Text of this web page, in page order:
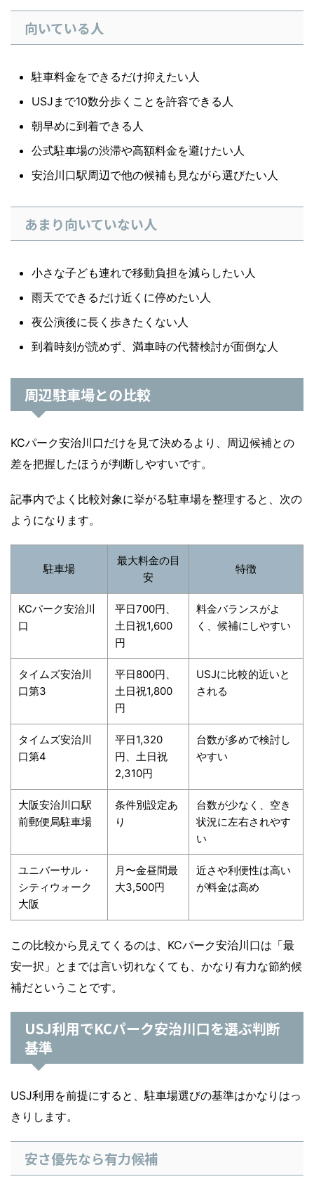
向いている人
駐車料金をできるだけ抑えたい人
USJまで10数分歩くことを許容できる人
朝早めに到着できる人
公式駐車場の渋滞や高額料金を避けたい人
安治川口駅周辺で他の候補も見ながら選びたい人
あまり向いていない人
小さな子ども連れで移動負担を減らしたい人
雨天でできるだけ近くに停めたい人
夜公演後に長く歩きたくない人
到着時刻が読めず、満車時の代替検討が面倒な人
周辺駐車場との比較
KCパーク安治川口だけを見て決めるより、周辺候補との
差を把握したほうが判断しやすいです。
記事内でよく比較対象に挙がる駐車場を整理すると、次の
ようになります。
駐車場
最大料金の目
安
特徴
KCパーク安治川
口
平日700円、
土日祝1,600
円
料金バランスがよ
く、候補にしやすい
タイムズ安治川
口第3
平日800円、
土日祝1,800
円
USJに比較的近いと
される
タイムズ安治川
口第4
平日1,320
円、土日祝
2,310円
台数が多めで検討し
やすい
大阪安治川口駅
前郵便局駐車場
条件別設定あ
り
台数が少なく、空き
状況に左右されやす
い
ユニバーサル・
シティウォーク
大阪
月〜金昼間最
大3,500円
近さや利便性は高い
が料金は高め
この比較から見えてくるのは、KCパーク安治川口は「最
安一択」とまでは言い切れなくても、かなり有力な節約候
補だということです。
USJ利用でKCパーク安治川口を選ぶ判断
基準
USJ利用を前提にすると、駐車場選びの基準はかなりはっ
きりします。
安さ優先なら有力候補